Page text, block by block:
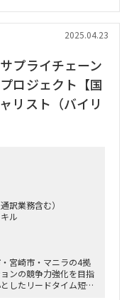
継続判断）
2025.04.23
プライチェーン
ロジェクト【国
リスト（バイリ
訳業務含む）
ル
宮崎市・マニラの4拠
ンの競争力強化を目指
したリードタイム短